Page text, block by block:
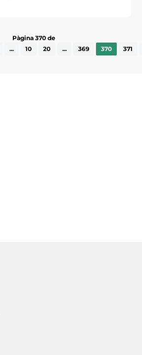
Pàgina 370 de
... 10 20 ... 369 370 371